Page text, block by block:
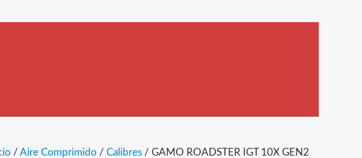
/ Aire Comprimido / Calibres / GAMO ROADSTER IGT 10X GEN2